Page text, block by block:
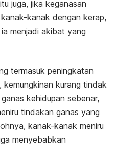
juga, jika keganasan
kanak dengan kerap,
menjadi akibat yang
termasuk peningkatan
kemungkinan kurang tindak
kehidupan sebenar,
tindakan ganas yang
kanak-kanak meniru
menyebabkan